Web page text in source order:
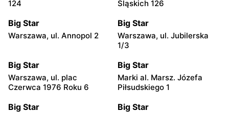
124 Śląskich 126
Big Star
Warszawa, ul. Annopol 2
Big Star
Warszawa, ul. Jubilerska
1/3
Big Star
Warszawa, ul. plac
Czerwca 1976 Roku 6
Big Star
Marki al. Marsz. Józefa
Piłsudskiego 1
Big Star Big Star